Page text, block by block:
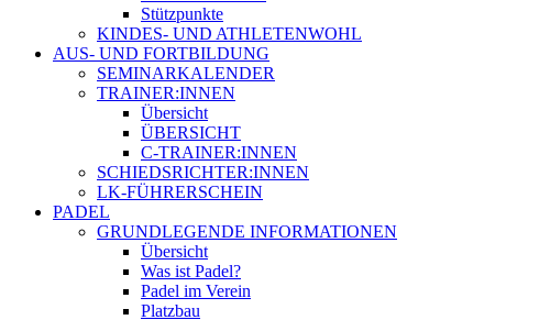
Stützpunkte
KINDES- UND ATHLETENWOHL
AUS- UND FORTBILDUNG
SEMINARKALENDER
TRAINER:INNEN
Übersicht
ÜBERSICHT
C-TRAINER:INNEN
SCHIEDSRICHTER:INNEN
LK-FÜHRERSCHEIN
PADEL
GRUNDLEGENDE INFORMATIONEN
Übersicht
Was ist Padel?
Padel im Verein
Platzbau